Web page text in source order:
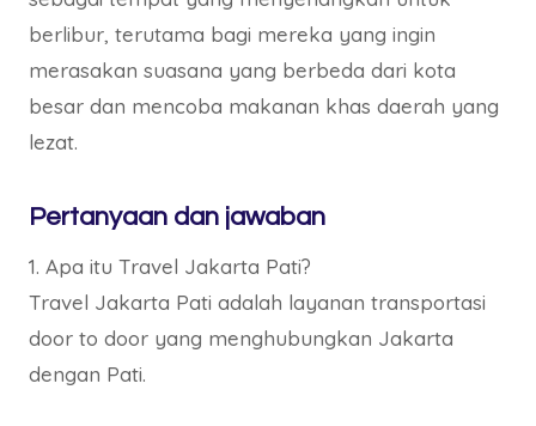
berlibur, terutama bagi mereka yang ingin
merasakan suasana yang berbeda dari kota
besar dan mencoba makanan khas daerah yang
lezat.
Pertanyaan dan jawaban
1. Apa itu Travel Jakarta Pati?
Travel Jakarta Pati adalah layanan transportasi
door to door yang menghubungkan Jakarta
dengan Pati.